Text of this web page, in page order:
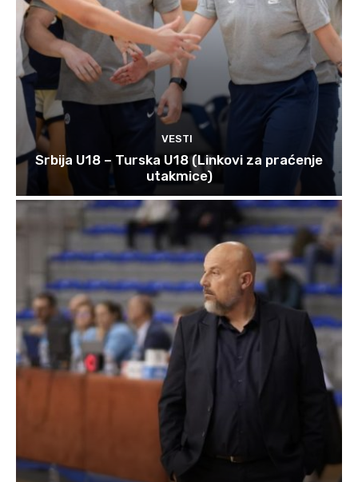
VESTI
Srbija U18 – Turska U18 (Linkovi za praćenje
utakmice)